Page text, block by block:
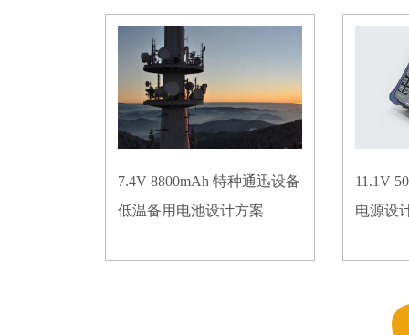
7.4V 8800mAh 特种通迅设备
低温备用电池设计方案
11.1V
电源设